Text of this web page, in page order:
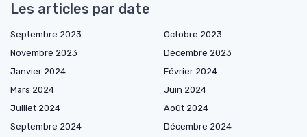
Les articles par date
Septembre 2023
Octobre 2023
Novembre 2023
Décembre 2023
Janvier 2024
Février 2024
Mars 2024
Juin 2024
Juillet 2024
Août 2024
Septembre 2024
Décembre 2024